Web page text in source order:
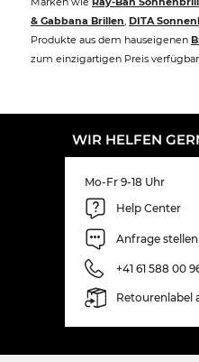
& Gabbana Brillen, DITA
Produkte aus dem hauseigenen
zum einzigartigen Preis
WIR HELFEN
Mo-Fr 9-18 Uhr
Help Center
Anfrage stellen
+41 61 588 00
Retourenlabel